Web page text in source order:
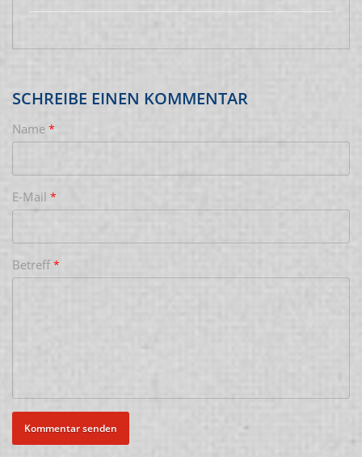
SCHREIBE EINEN KOMMENTAR
Name *
E-Mail *
Betreff *